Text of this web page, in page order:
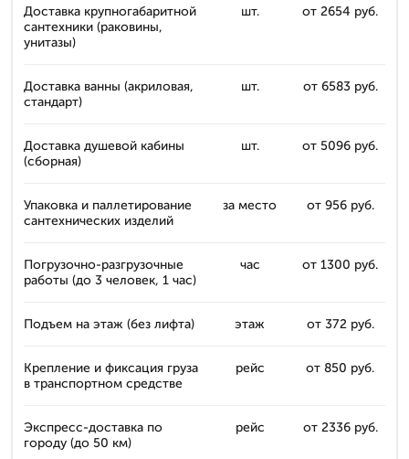
Доставка крупногабаритной
сантехники (раковины,
унитазы)
шт. от 2654 руб.
Доставка ванны (акриловая,
стандарт)
шт. от 6583 руб.
Доставка душевой кабины
(сборная)
шт. от 5096 руб.
Упаковка и паллетирование
сантехнических изделий
за место от 956 руб.
Погрузочно-разгрузочные
работы (до 3 человек, 1 час)
час от 1300 руб.
Подъем на этаж (без лифта) этаж от 372 руб.
Крепление и фиксация груза
в транспортном средстве
рейс от 850 руб.
Экспресс-доставка по
городу (до 50 км)
рейс от 2336 руб.